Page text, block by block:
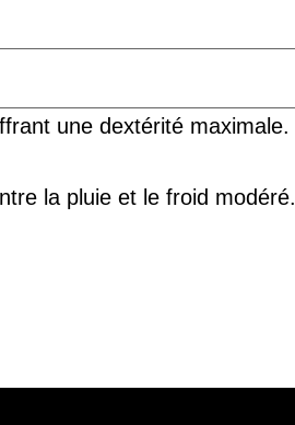
une dextérité maximale.
la pluie et le froid modéré.